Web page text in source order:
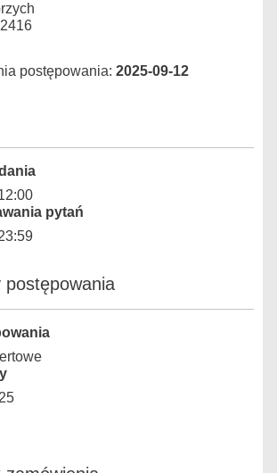
postępowania: 2025-09-12
pytań
postępowania